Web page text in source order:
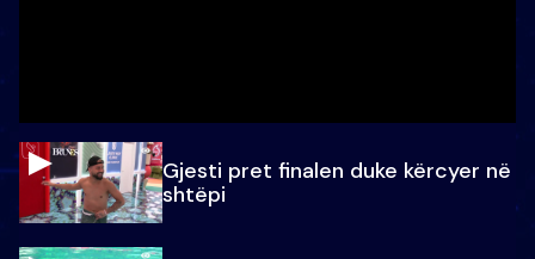
Gjesti pret finalen duke kërcyer në
shtëpi